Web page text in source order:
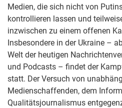
Medien, die sich nicht von
kontrollieren lassen und
inzwischen zu einem offenen
Insbesondere in der Ukraine –
Welt der heutigen
und Podcasts – findet der
statt. Der Versuch von
Medienschaffenden, dem
Qualitätsjournalismus